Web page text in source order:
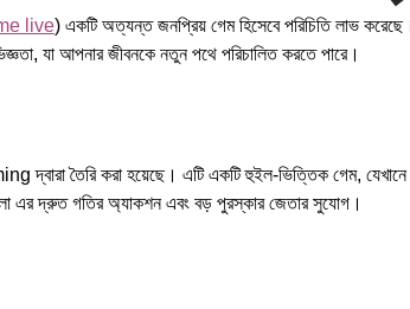
live) একটি অত্যন্ত জনপ্রিয় গেম হিসেবে পরিচিতি লাভ
যা আপনার জীবনকে নতুন পথে পরিচালিত করতে পারে।
তৈরি করা হয়েছে। এটি একটি হুইল-ভিত্তিক গেম, যেখানে
এর দ্রুত গতির অ্যাকশন এবং বড় পুরস্কার জেতার সুযোগ।